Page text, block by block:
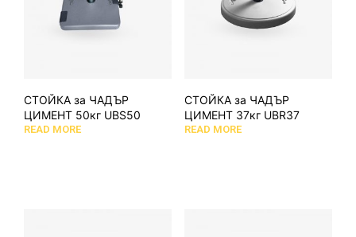
СТОЙКА за ЧАДЪР
ЦИМЕНТ 50кг UBS50
READ MORE
СТОЙКА за ЧАДЪР
ЦИМЕНТ 37кг UBR37
READ MORE